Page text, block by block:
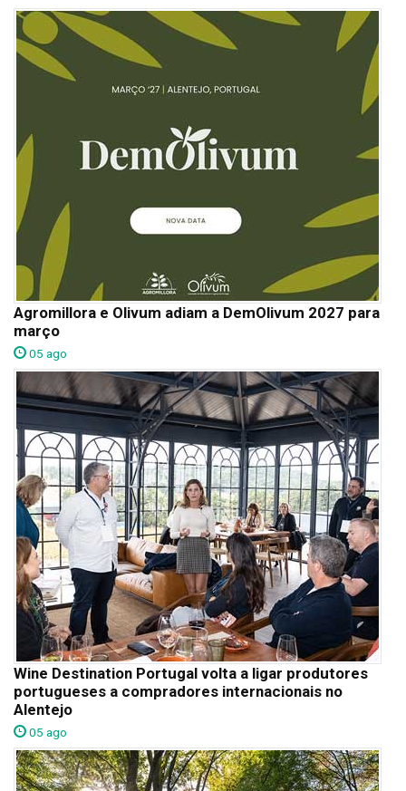
Agromillora e Olivum adiam a DemOlivum 2027 para
março
05 ago
Wine Destination Portugal volta a ligar produtores
portugueses a compradores internacionais no
Alentejo
05 ago